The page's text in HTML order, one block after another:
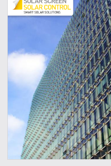
Finitions & Montage
Technique